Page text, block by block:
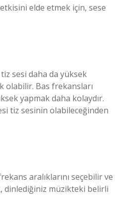
elde etmek için, sese
sesi daha da yüksek
olabilir. Bas frekansları
yapmak daha kolaydır.
tiz sesinin olabileceğinden
aralıklarını seçebilir ve
dinlediğiniz müzikteki belirli